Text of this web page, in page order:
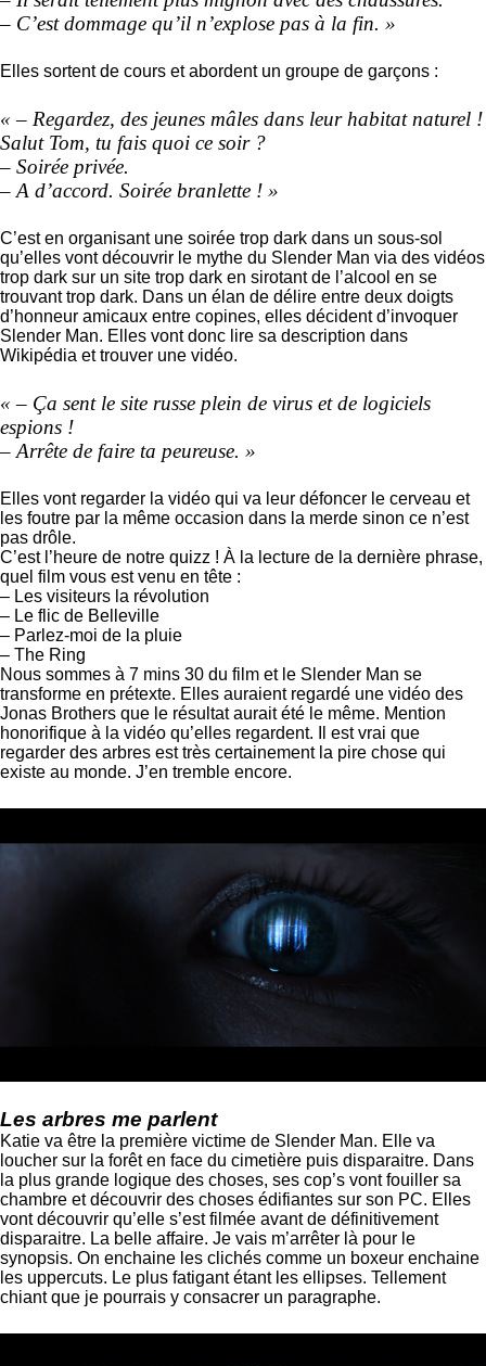
– C’est dommage qu’il n’explose pas à la fin. »
Elles sortent de cours et abordent un groupe de garçons :
« – Regardez, des jeunes mâles dans leur habitat naturel !
Salut Tom, tu fais quoi ce soir ?
– Soirée privée.
– A d’accord. Soirée branlette ! »
C’est en organisant une soirée trop dark dans un sous-sol
qu’elles vont découvrir le mythe du Slender Man via des vidéos
trop dark sur un site trop dark en sirotant de l’alcool en se
trouvant trop dark. Dans un élan de délire entre deux doigts
d’honneur amicaux entre copines, elles décident d’invoquer
Slender Man. Elles vont donc lire sa description dans
Wikipédia et trouver une vidéo.
« – Ça sent le site russe plein de virus et de logiciels
espions !
– Arrête de faire ta peureuse. »
Elles vont regarder la vidéo qui va leur défoncer le cerveau et
les foutre par la même occasion dans la merde sinon ce n’est
pas drôle.
C’est l’heure de notre quizz ! À la lecture de la dernière phrase,
quel film vous est venu en tête :
– Les visiteurs la révolution
– Le flic de Belleville
– Parlez-moi de la pluie
– The Ring
Nous sommes à 7 mins 30 du film et le Slender Man se
transforme en prétexte. Elles auraient regardé une vidéo des
Jonas Brothers que le résultat aurait été le même. Mention
honorifique à la vidéo qu’elles regardent. Il est vrai que
regarder des arbres est très certainement la pire chose qui
existe au monde. J’en tremble encore.
Les arbres me parlent
Katie va être la première victime de Slender Man. Elle va
loucher sur la forêt en face du cimetière puis disparaitre. Dans
la plus grande logique des choses, ses cop’s vont fouiller sa
chambre et découvrir des choses édifiantes sur son PC. Elles
vont découvrir qu’elle s’est filmée avant de définitivement
disparaitre. La belle affaire. Je vais m’arrêter là pour le
synopsis. On enchaine les clichés comme un boxeur enchaine
les uppercuts. Le plus fatigant étant les ellipses. Tellement
chiant que je pourrais y consacrer un paragraphe.